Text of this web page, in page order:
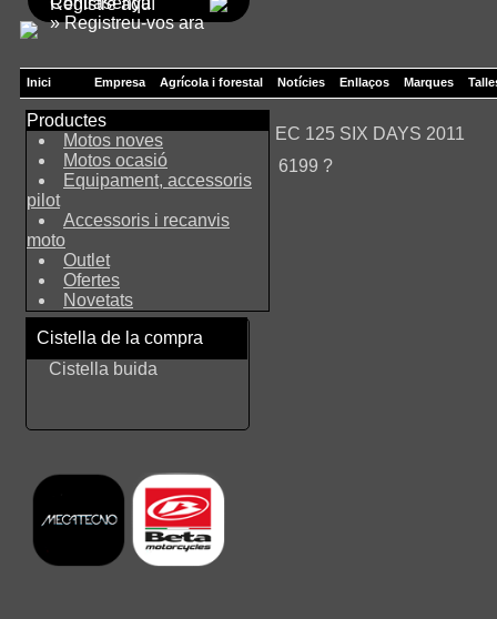
» Registreu-vos ara
Registre aquí
Inici Empresa Agrícola i forestal Notícies Enllaços Marques
Productes
Motos noves
Motos ocasió
Equipament, accessoris
pilot
Accessoris i recanvis
moto
Outlet
Ofertes
Novetats
Cistella de la compra
Cistella buida
EC 125 SIX DAYS 2011
6199 ?